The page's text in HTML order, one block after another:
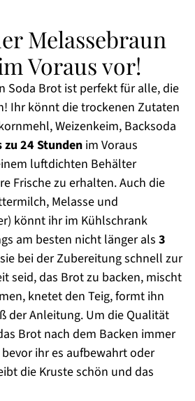
Melassebraun
Voraus vor!
Soda Brot ist perfekt für alle, die
Ihr könnt die trockenen Zutaten
Weizenkeim, Backsoda
zu 24 Stundenim Voraus
luftdichten Behälter
Frische zu erhalten. Auch die
Melasse und
könnt ihr im Kühlschrank
am besten nicht länger als 3
bei der Zubereitung schnell zur
seid, das Brot zu backen, mischt
knetet den Teig, formt ihn
der Anleitung. Um die Qualität
Brot nach dem Backen immer
ihr es aufbewahrt oder
die Kruste schön und das